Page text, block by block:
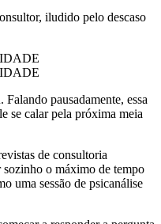
iludido pelo descaso
pausadamente, essa
se calar pela próxima meia
de consultoria
o máximo de tempo
uma sessão de psicanálise